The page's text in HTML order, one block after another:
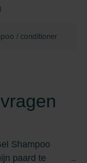
/ conditioner
Shampoo
paard te